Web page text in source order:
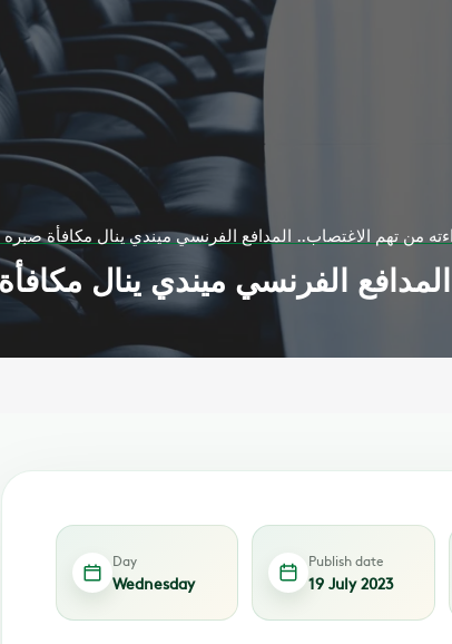
من تهم الاغتصاب.. المدافع الفرنسي ميندي ينال مكافأة صبره
الفرنسي ميندي ينال
Day
Wednesday
Publish date
19 July 2023